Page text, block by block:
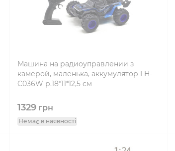
Машина на радиоуправлении з
камерой, маленька, аккумулятор LH-
C036W р.18*11*12,5 см
1329грн
Немає в наявності